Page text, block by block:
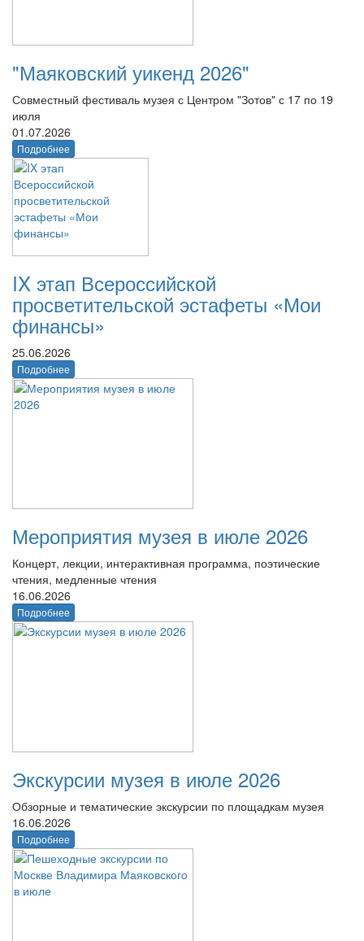
"Маяковский уикенд 2026"
Совместный фестиваль музея с Центром "Зотов" с 17 по 19
июля
01.07.2026
Подробнее
IX этап Всероссийской
просветительской эстафеты «Мои
финансы»
25.06.2026
Подробнее
Мероприятия музея в июле 2026
Концерт, лекции, интерактивная программа, поэтические
чтения, медленные чтения
16.06.2026
Подробнее
Экскурсии музея в июле 2026
Обзорные и тематические экскурсии по площадкам музея
16.06.2026
Подробнее